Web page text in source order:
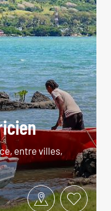
entre villes,